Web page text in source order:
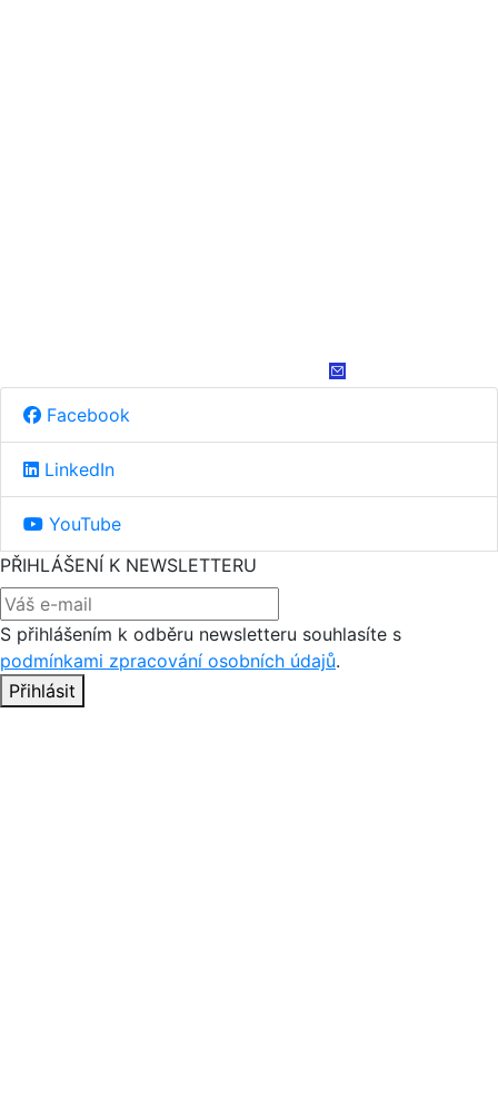
Facebook
LinkedIn
YouTube
PŘIHLÁŠENÍ K NEWSLETTERU
S přihlášením k odběru newsletteru souhlasíte s
podmínkami zpracování osobních údajů.
Přihlásit